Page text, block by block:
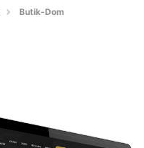
Butik-Dom